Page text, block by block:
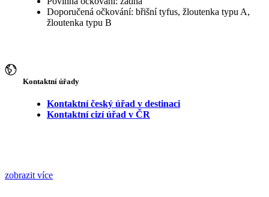
Doporučená očkování: břišní tyfus, žloutenka typu A,
žloutenka typu B
Kontaktní úřady
Kontaktní český úřad v destinaci
Kontaktní cizí úřad v ČR
zobrazit více